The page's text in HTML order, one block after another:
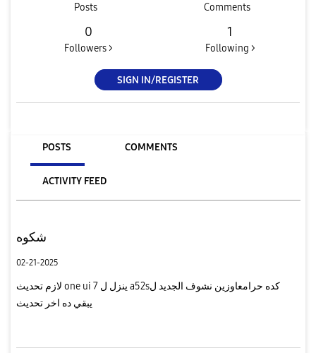
Posts Comments
0
Followers >
1
Following >
SIGN IN/REGISTER
POSTS COMMENTS
ACTIVITY FEED
شكوه
02-21-2025
لازم تحديث one ui 7 ينزل ل a52sكده حرامعاوزين نشوف الجديد ل
يبقي ده اخر تحديث